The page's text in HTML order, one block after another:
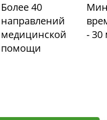
Более 40
направлений
медицинской
помощи
- 30